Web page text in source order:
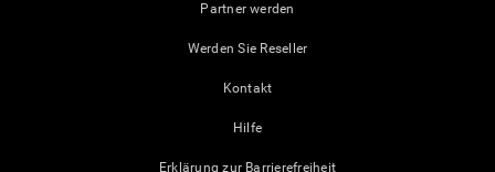
Partner werden
Werden Sie Reseller
Kontakt
Hilfe
Erklärung zur Barrierefreiheit